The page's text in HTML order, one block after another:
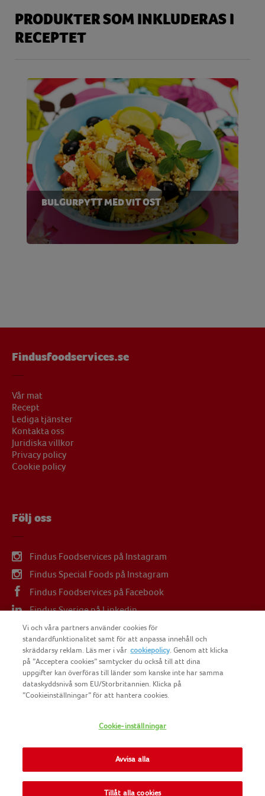
PRODUKTER SOM INKLUDERAS I
RECEPTET
BULGURPYTT MED VIT OST
Findusfoodservices.se
Vår mat
Recept
Lediga tjänster
Kontakta oss
Juridiska villkor
Privacy policy
Cookie policy
Följ oss
Findus Foodservices på Instagram
Findus Special Foods på Instagram
Findus Foodservices på Facebook
Findus Sverige på Linkedin
Findus Sverige på Youtube
COPYRIGHT FINDUS SVERIGE AB 2025
FINDUS
NOMAD FOODS
Vi och våra partners använder cookies för
standardfunktionalitet samt för att anpassa innehåll och
skräddarsy reklam. Läs mer i vår cookiepolicy. Genom att klicka
på ”Acceptera cookies” samtycker du också till att dina
uppgifter kan överföras till länder som kanske inte har samma
dataskyddsnivå som EU/Storbritannien. Klicka på
”Cookieinställningar” för att hantera cookies.
Cookie-inställningar
Avvisa alla
Tillåt alla cookies